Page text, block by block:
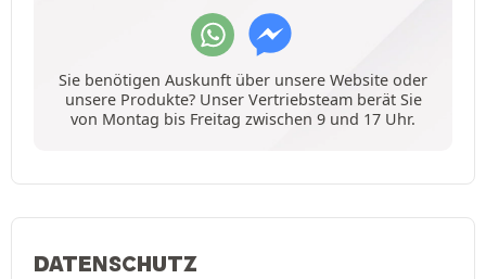
Sie benötigen Auskunft über unsere Website oder
unsere Produkte? Unser Vertriebsteam berät Sie
von Montag bis Freitag zwischen 9 und 17 Uhr.
DATENSCHUTZ